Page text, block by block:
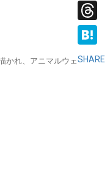
かれ、アニマルウェ
Line
Threads
Hatena
SHARE